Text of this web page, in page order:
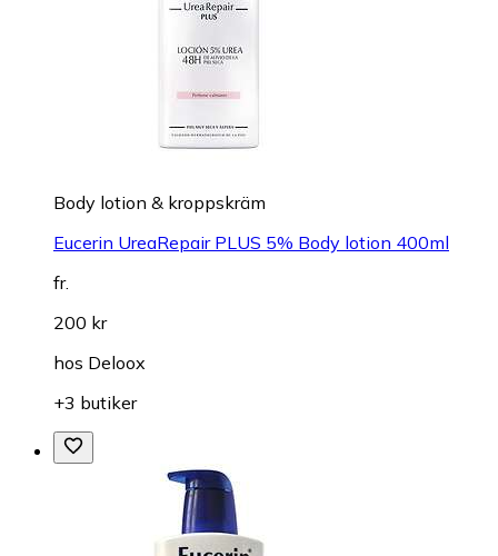
Body lotion & kroppskräm
Eucerin UreaRepair PLUS 5% Body lotion 400ml
fr.
200 kr
hos Deloox
+3 butiker